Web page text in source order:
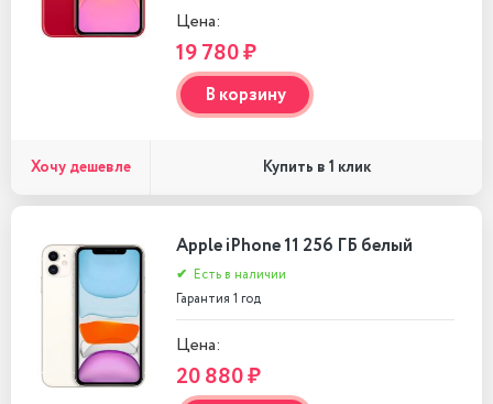
Цена:
19 780 ₽
В корзину
Хочу дешевле Купить в 1 клик
Apple iPhone 11 256 ГБ белый
✔ Есть в наличии
Гарантия 1 год
Цена:
20 880 ₽